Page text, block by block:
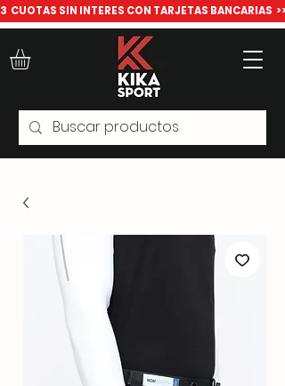
​3  CUOTAS SIN INTERES CON TARJETAS